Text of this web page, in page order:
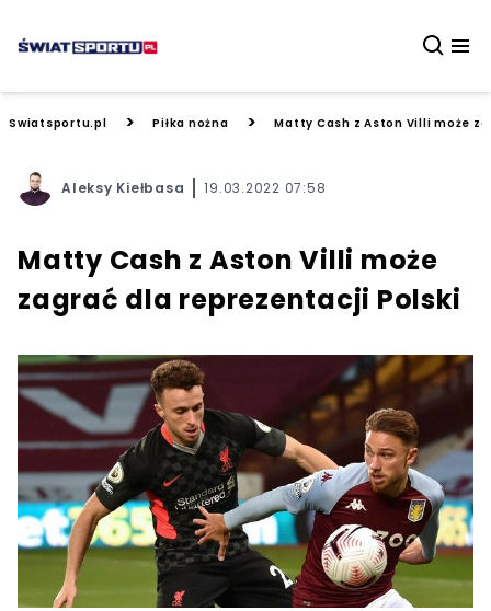
Swiatsportu.pl > Piłka nożna > Matty Cash z Aston Villi może
Aleksy Kiełbasa 19.03.2022 07:58
Matty Cash z Aston Villi może
zagrać dla reprezentacji Polski